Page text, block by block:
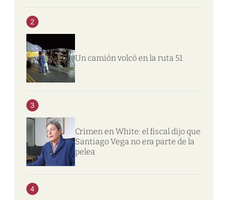
2
Un camión volcó en la ruta 51
3
Crimen en White: el fiscal dijo que
Santiago Vega no era parte de la
pelea
4